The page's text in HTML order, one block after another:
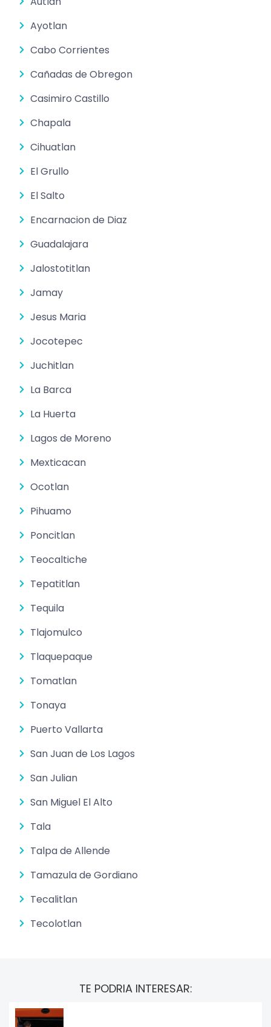
Ayotlan
Cabo Corrientes
Cañadas de Obregon
Casimiro Castillo
Chapala
Cihuatlan
El Grullo
El Salto
Encarnacion de Diaz
Guadalajara
Jalostotitlan
Jamay
Jesus Maria
Jocotepec
Juchitlan
La Barca
La Huerta
Lagos de Moreno
Mexticacan
Ocotlan
Pihuamo
Poncitlan
Teocaltiche
Tepatitlan
Tequila
Tlajomulco
Tlaquepaque
Tomatlan
Tonaya
Puerto Vallarta
San Juan de Los Lagos
San Julian
San Miguel El Alto
Tala
Talpa de Allende
Tamazula de Gordiano
Tecalitlan
Tecolotlan
TE PODRIA INTERESAR: